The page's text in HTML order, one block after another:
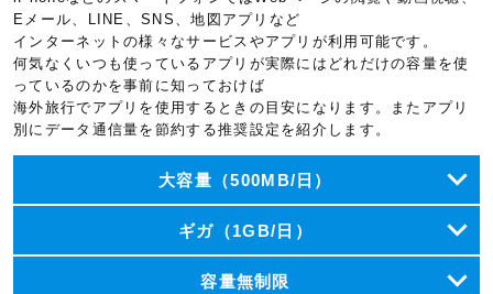
Eメール、LINE、SNS、地図アプリなど
インターネットの様々なサービスやアプリが利用可能です。
何気なくいつも使っているアプリが実際にはどれだけの容量を使
っているのかを事前に知っておけば
海外旅行でアプリを使用するときの目安になります。またアプリ
別にデータ通信量を節約する推奨設定を紹介します。
大容量（500MB/日）
ギガ（1GB/日）
容量無制限